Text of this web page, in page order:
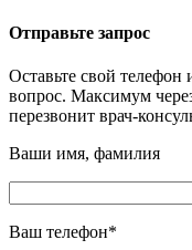
Отправьте запрос
Оставьте свой
вопрос. Максимум
перезвонит врач-
Ваши имя, фамилия
Ваш телефон*